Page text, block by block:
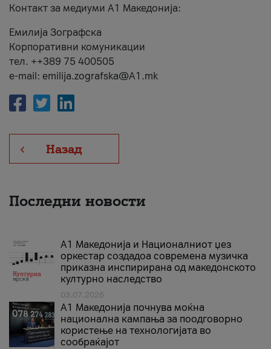
Контакт за медиуми А1 Македонија:
Емилија Зографска
Корпоративни комуникации
тел. ++389 75 400505
e-mail: emilija.zografska@A1.mk
Назад
Последни новости
А1 Македонија и Националниот џез
оркестар создадоа современа музичка
приказна инспирирана од македонското
културно наследство
03.07.2026
A1 Македонија почнува моќна
национална кампања за поодговорно
користење на технологијата во
сообраќајот